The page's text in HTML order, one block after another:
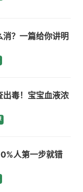
？一篇给你讲明
毒！宝宝血液浓
人第一步就错